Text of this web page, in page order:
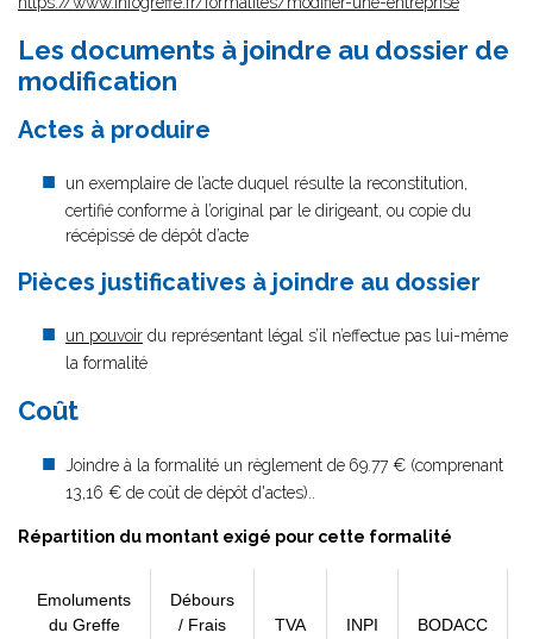
Les documents à joindre au dossier de
modification
Actes à produire
un exemplaire de l’acte duquel résulte la reconstitution,
certifié conforme à l’original par le dirigeant, ou copie du
récépissé de dépôt d’acte
Pièces justificatives à joindre au dossier
un pouvoir du représentant légal s’il n’effectue pas lui-même
la formalité
Coût
Joindre à la formalité un règlement de 69.77 € (comprenant
13,16 € de coût de dépôt d'actes)..
Répartition du montant exigé pour cette formalité
Emoluments
du Greffe
Débours
/ Frais
TVA INPI BODACC